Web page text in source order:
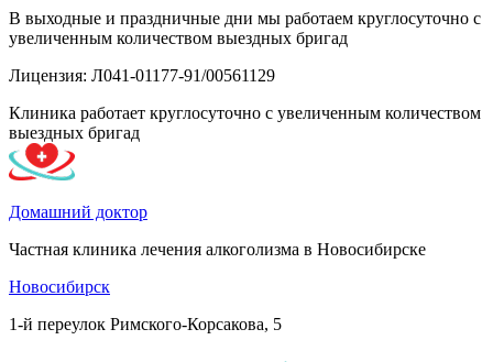
В выходные и праздничные дни мы работаем круглосуточно с
увеличенным количеством выездных бригад
Лицензия: Л041-01177-91/00561129
Клиника работает круглосуточно с увеличенным количеством
выездных бригад
Домашний доктор
Частная клиника лечения алкоголизма в Новосибирске
Новосибирск
1-й переулок Римского-Корсакова, 5